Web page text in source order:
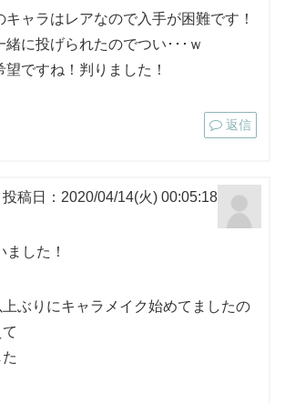
キャラはレアなので入手が困難です！
緒に投げられたのでつい･･･ｗ
ですね！判りました！
返信
投稿日：2020/04/14(火) 00:05:18
ました！
ぶりにキャラメイク始めてましたの